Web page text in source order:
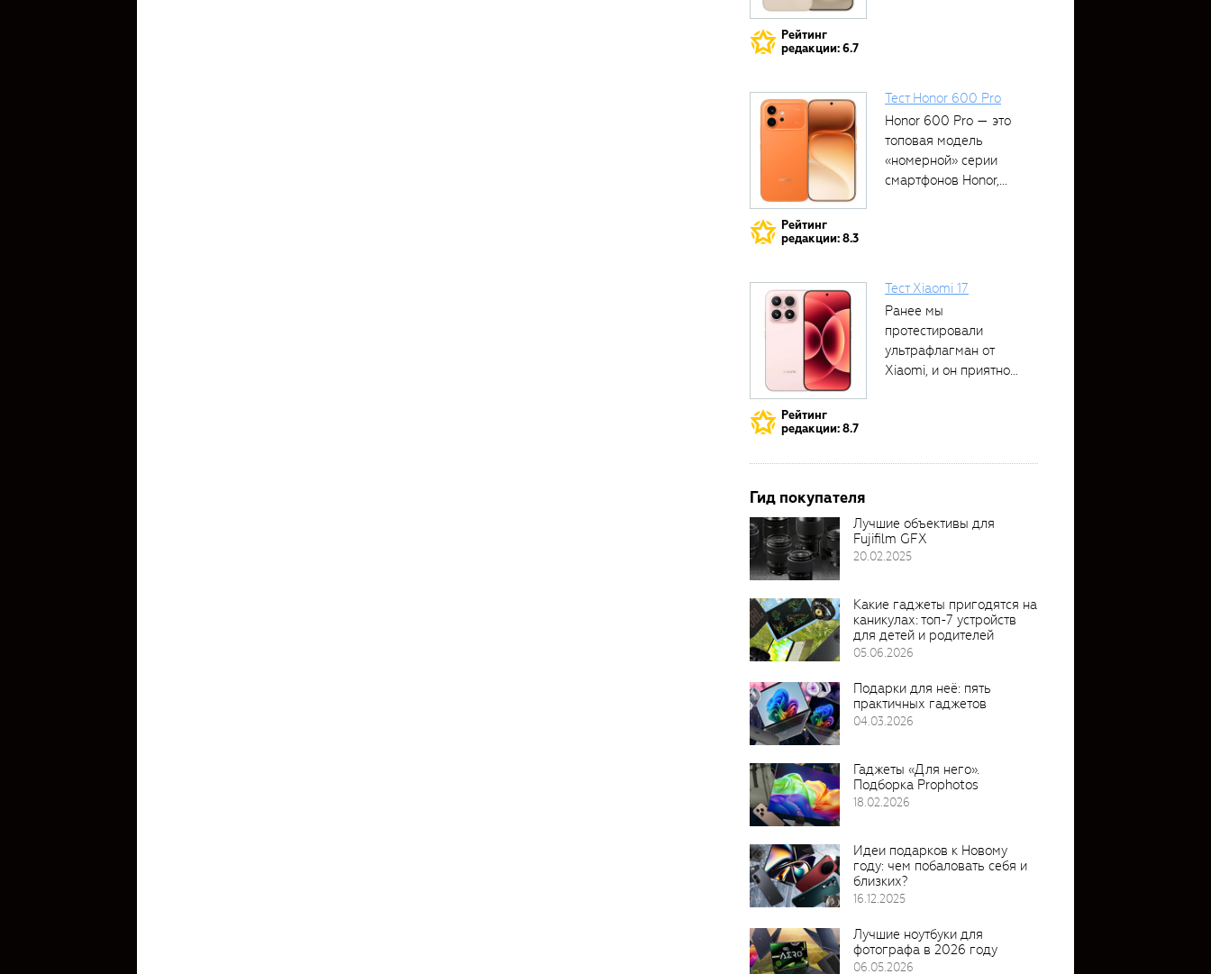
Рейтинг
редакции: 6.7
Рейтинг
редакции: 8.3
Тест Honor 600 Pro
Honor 600 Pro — это
топовая модель
«номерной» серии
смартфонов Honor,...
Рейтинг
редакции: 8.7
Тест Xiaomi 17
Ранее мы
протестировали
ультрафлагман от
Xiaomi, и он приятно
Гид покупателя
Лучшие объективы для
Fujifilm GFX
20.02.2025
Какие гаджеты пригодятся на
каникулах: топ-7 устройств
для детей и родителей
05.06.2026
Подарки для неё: пять
практичных гаджетов
04.03.2026
Гаджеты «Для него».
Подборка Prophotos
18.02.2026
Идеи подарков к Новому
году: чем побаловать себя и
близких?
16.12.2025
Лучшие ноутбуки для
фотографа в 2026 году
06.05.2026